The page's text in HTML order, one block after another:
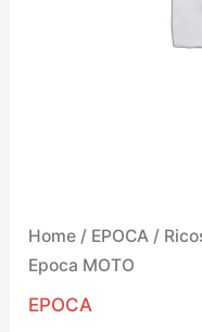
Home / EPOCA /
Epoca MOTO
EPOCA